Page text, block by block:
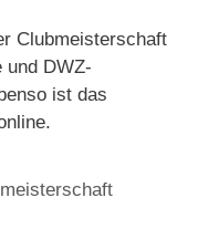
Clubmeisterschaft
und DWZ-
ist das